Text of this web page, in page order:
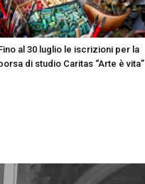
al 30 luglio le iscrizioni per la
borsa di studio Caritas “Arte è vita”